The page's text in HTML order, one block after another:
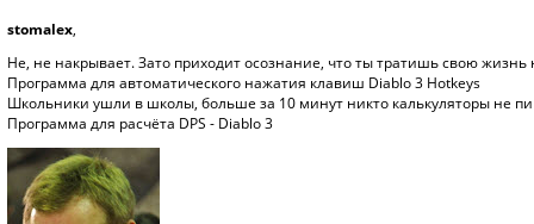
stomalex,
Не, не накрывает. Зато приходит осознание, что ты тратишь свою жизнь
Программа для автоматического нажатия клавиш Diablo 3 Hotkeys
Школьники ушли в школы, больше за 10 минут никто калькуляторы не
Программа для расчёта DPS - Diablo 3